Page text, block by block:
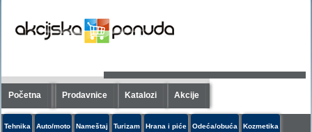
Početna Prodavnice Katalozi Akcije
Tehnika Auto/moto Nameštaj Turizam Hrana i piće Odeća/obuća Kozmetika